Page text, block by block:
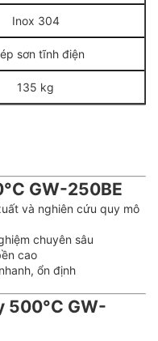
Inox 304
sơn tĩnh điện
135 kg
GW-250BE
và nghiên cứu quy mô
chuyên sâu
cao
ổn định
500°C GW-